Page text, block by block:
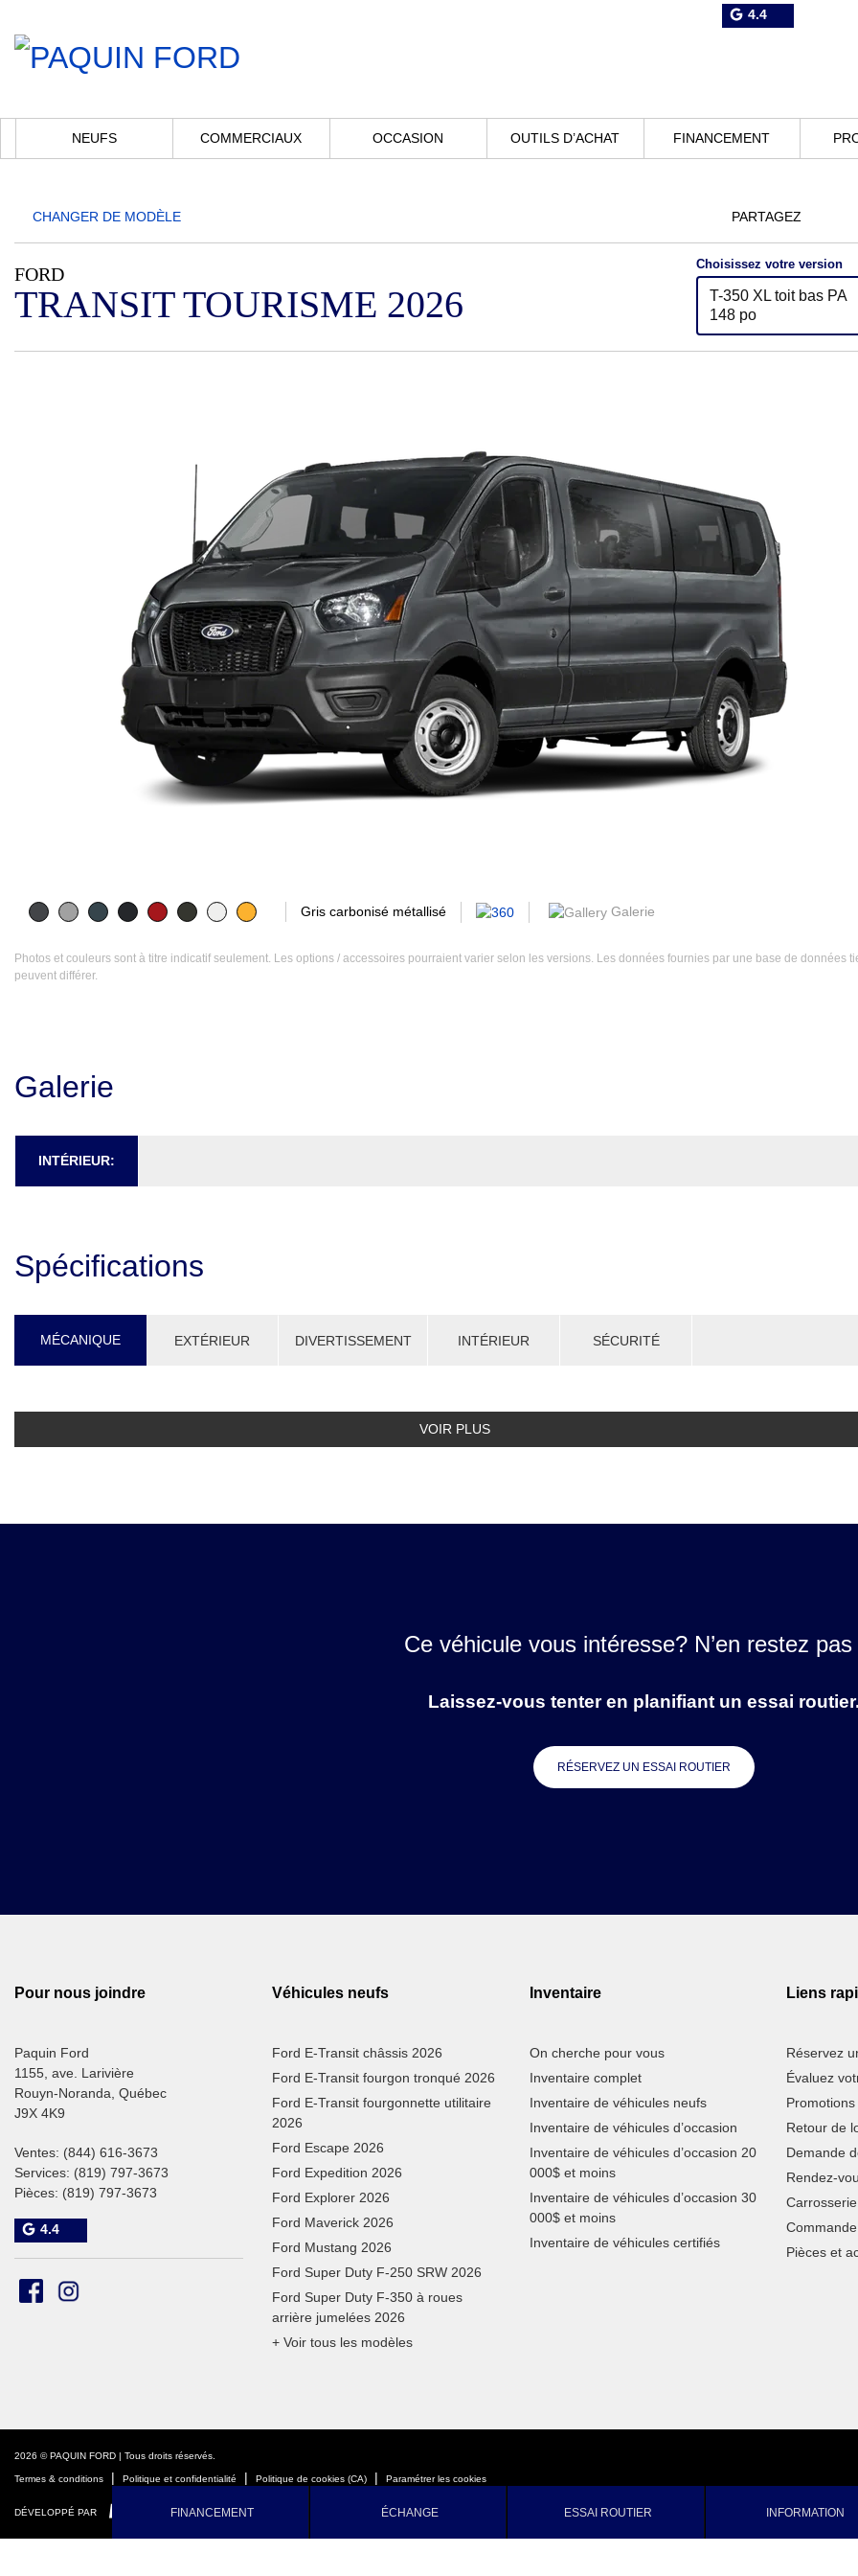
4.4
NEUFS COMMERCIAUX OCCASION OUTILS D’ACHAT FINANCEMENT
CHANGER DE MODÈLE PARTAGEZ
FORD
TRANSIT TOURISME 2026
Choisissez votre version
T-350 XL toit bas PA
148 po
Gris carbonisé métallisé Galerie
Photos et couleurs sont à titre indicatif seulement. Les options / accessoires pourraient varier selon les versions. Les données fournies par une base de données
peuvent différer.
Galerie
INTÉRIEUR:
Spécifications
MÉCANIQUE EXTÉRIEUR DIVERTISSEMENT INTÉRIEUR SÉCURITÉ
VOIR PLUS
FINANCEMENT ÉCHANGE ESSAI ROUTIER INFORMATION
Ce véhicule vous intéresse? N’en restez
Laissez-vous tenter en planifiant un essai
RÉSERVEZ UN ESSAI ROUTIER
Pour nous joindre
Paquin Ford
1155, ave. Larivière
Rouyn-Noranda Québec
J9X 4K9
Ventes: (844) 616-3673
Services: (819) 797-3673
Pièces: (819) 797-3673
4.4
Véhicules neufs
Ford E-Transit châssis 2026
Ford E-Transit fourgon tronqué 2026
Ford E-Transit fourgonnette utilitaire
2026
Ford Escape 2026
Ford Expedition 2026
Ford Explorer 2026
Ford Maverick 2026
Ford Mustang 2026
Ford Super Duty F-250 SRW 2026
Ford Super Duty F-350 à roues
arrière jumelées 2026
+ Voir tous les modèles
Inventaire
On cherche pour vous
Inventaire complet
Inventaire de véhicules neufs
Inventaire de véhicules d’occasion
Inventaire de véhicules d’occasion 20
000$ et moins
Inventaire de véhicules d’occasion 30
000$ et moins
Inventaire de véhicules certifiés
Liens
Réservez
Évaluez
Promotions
Retour de
Demande
Rendez-
Carrosserie
Pièces et
2026 © PAQUIN FORD | Tous droits réservés.
Termes & conditions | Politique et confidentialité | Politique de cookies (CA) | Paramétrer les cookies
DÉVELOPPÉ PAR